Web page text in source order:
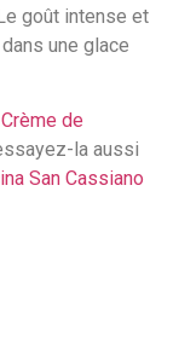
goût intense et
une glace
Crème de
la aussi
San Cassiano